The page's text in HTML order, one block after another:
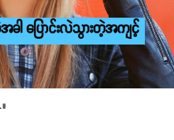
ါ ပြောင်းလဲသွားတဲ့အကျင့်